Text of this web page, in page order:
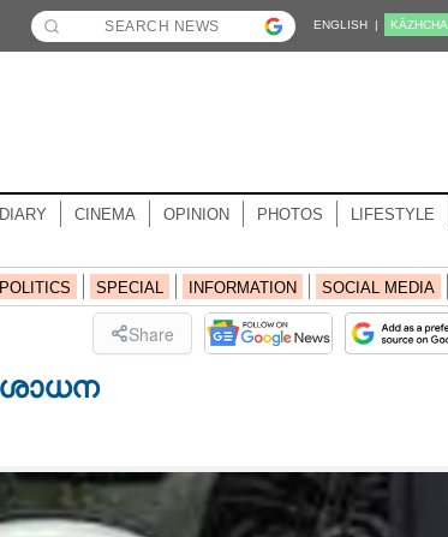
ENGLISH | KĀZHCHA
CINEMA OPINION PHOTOS LIFESTYLE
POLITICS SPECIAL INFORMATION SOCIAL MEDIA
Share